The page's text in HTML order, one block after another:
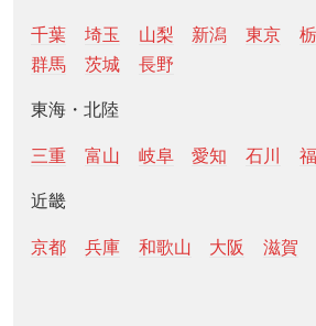
千葉 埼玉 山梨 新潟 東京
群馬
茨城 長野
東海・北陸
三重 富山 岐阜 愛知 石川
近畿
京都 兵庫 和歌山 大阪 滋賀